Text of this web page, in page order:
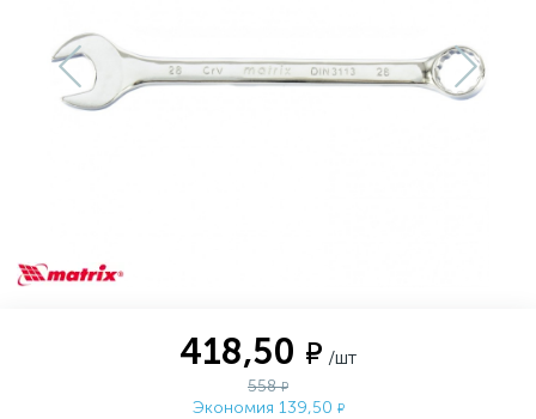
418,50 ₽ /шт
558₽
Экономия 139,50 ₽